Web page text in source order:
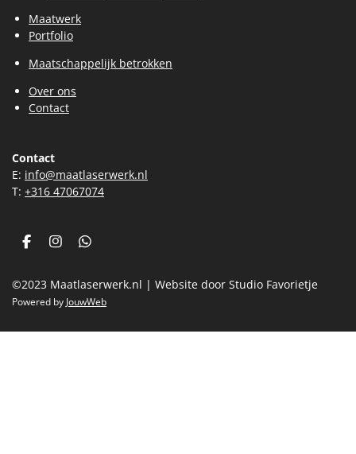
Maatwerk
Portfolio
Maatschappelijk betrokken
Over ons
Contact
Contact
E: info@maatlaserwerk.nl
T: +316 47067074
F
e
b
o
k
I
t
a
g
a
W
t
s
A
p
©2023 Maatlaserwerk.nl | Website door Studio Favorietje
Powered by JouwWeb